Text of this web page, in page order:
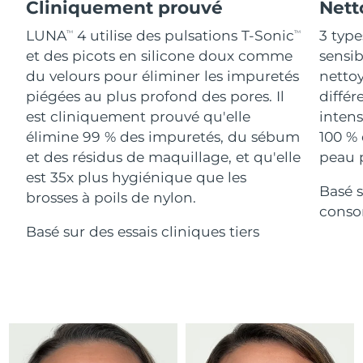
Cliniquement prouvé
LUNATM 4 utilise des pulsations T-SonicTM
et des picots en silicone doux comme
du velours pour éliminer les impuretés
piégées au plus profond des pores. Il
est cliniquement prouvé qu'elle
élimine 99 % des impuretés, du sébum
et des résidus de maquillage, et qu'elle
est 35x plus hygiénique que les
brosses à poils de nylon.
Basé sur des essais cliniques tiers
3
100
peau
Basé
For healthy hair
18% PAP
Acheter tout
FOREO APP
À PROPROS
Israël
Italie Livraison estimée 11/8/26
Japon Livraison estimée 14/8/26
Jersey Livraison estimée16/8/26
Kazakhstan Livraison estimée
11/8/26
Lituanie Livraison estimée11/8/26